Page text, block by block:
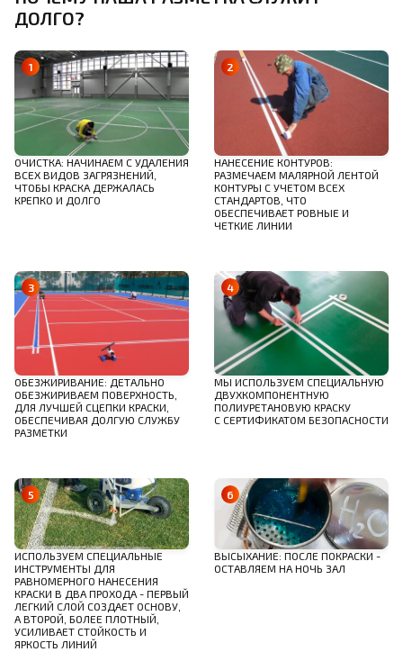
ДОЛГО?
ОЧИСТКА: НАЧИНАЕМ С УДАЛЕНИЯ
ВСЕХ ВИДОВ ЗАГРЯЗНЕНИЙ,
ЧТОБЫ КРАСКА ДЕРЖАЛАСЬ
КРЕПКО И ДОЛГО
НАНЕСЕНИЕ КОНТУРОВ:
РАЗМЕЧАЕМ МАЛЯРНОЙ ЛЕНТОЙ
КОНТУРЫ С УЧЕТОМ ВСЕХ
СТАНДАРТОВ, ЧТО
ОБЕСПЕЧИВАЕТ РОВНЫЕ И
ЧЕТКИЕ ЛИНИИ
ОБЕЗЖИРИВАНИЕ: ДЕТАЛЬНО
ОБЕЗЖИРИВАЕМ ПОВЕРХНОСТЬ,
ДЛЯ ЛУЧШЕЙ СЦЕПКИ КРАСКИ,
ОБЕСПЕЧИВАЯ ДОЛГУЮ СЛУЖБУ
РАЗМЕТКИ
МЫ ИСПОЛЬЗУЕМ СПЕЦИАЛЬНУЮ
ДВУХКОМПОНЕНТНУЮ
ПОЛИУРЕТАНОВУЮ КРАСКУ
С СЕРТИФИКАТОМ БЕЗОПАСНОСТИ
ИСПОЛЬЗУЕМ СПЕЦИАЛЬНЫЕ
ИНСТРУМЕНТЫ ДЛЯ
РАВНОМЕРНОГО НАНЕСЕНИЯ
КРАСКИ В ДВА ПРОХОДА - ПЕРВЫЙ
ЛЕГКИЙ СЛОЙ СОЗДАЕТ ОСНОВУ,
А ВТОРОЙ, БОЛЕЕ ПЛОТНЫЙ,
УСИЛИВАЕТ СТОЙКОСТЬ И
ЯРКОСТЬ ЛИНИЙ
ВЫСЫХАНИЕ: ПОСЛЕ ПОКРАСКИ -
ОСТАВЛЯЕМ НА НОЧЬ ЗАЛ